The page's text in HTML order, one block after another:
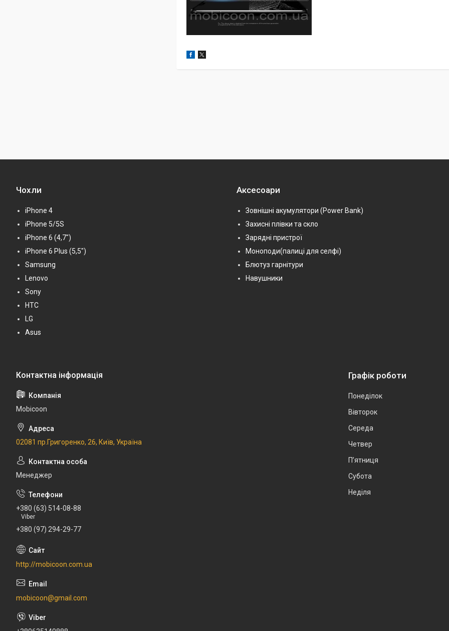
Чохли
iPhone 4
iPhone 5/5S
iPhone 6 (4,7")
iPhone 6 Plus (5,5")
Samsung
Lenovo
Sony
HTC
LG
Asus
Аксесоари
Зовнішні акумулятори (Power Bank)
Захисні плівки та скло
Зарядні пристрої
Моноподи(палиці для селфі)
Блютуз гарнітури
Навушники
Mobicoon
02081 пр.Григоренко, 26, Київ, Україна
Менеджер
+380 (63) 514-08-88
Viber
+380 (97) 294-29-77
http://mobicoon.com.ua
mobicoon@gmail.com
Графік роботи
Понеділок
Вівторок
Середа
Четвер
Пʼятниця
Субота
Неділя